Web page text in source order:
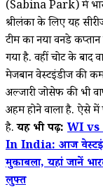
(Sabina Park) में
श्रीलंका के लिए यह
टीम का नया वनडे
गया है. वहीं चोट के बाद
मेजबान वेस्टइंडीज की
अल्जारी जोसेफ की भी
अहम होने वाला है. ऐसे
है.यह भी पढ़ें:WI
In India: आज
मुकाबला, यहां जानें
लुफ्त